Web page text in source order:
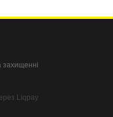
✔Економічне
Побутові
Промислові
Тепловентилятори
захищенні